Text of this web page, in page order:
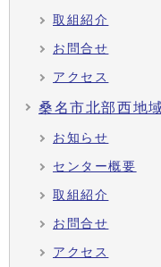
取組紹介
お問合せ
アクセス
桑名市北部西地
お知らせ
センター概要
取組紹介
お問合せ
アクセス